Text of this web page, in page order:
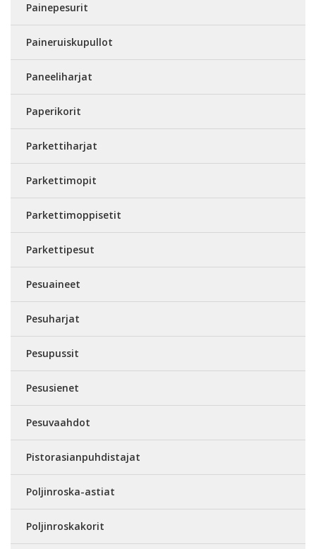
Painepesurit
Paineruiskupullot
Paneeliharjat
Paperikorit
Parkettiharjat
Parkettimopit
Parkettimoppisetit
Parkettipesut
Pesuaineet
Pesuharjat
Pesupussit
Pesusienet
Pesuvaahdot
Pistorasianpuhdistajat
Poljinroska-astiat
Poljinroskakorit